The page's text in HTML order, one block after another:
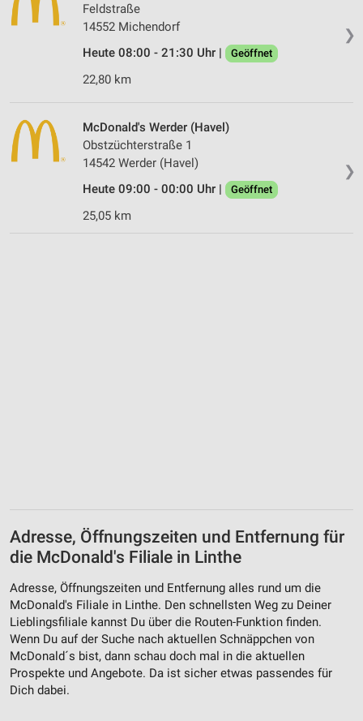
❯
Feldstraße
14552 Michendorf
Heute 08:00 - 21:30 Uhr |
Geöffnet
22,80 km
❯
McDonald's Werder (Havel)
Obstzüchterstraße 1
14542 Werder (Havel)
Heute 09:00 - 00:00 Uhr |
Geöffnet
25,05 km
Adresse, Öffnungszeiten und Entfernung für
die McDonald's Filiale in Linthe
Adresse, Öffnungszeiten und Entfernung alles rund um die
McDonald's Filiale in Linthe. Den schnellsten Weg zu Deiner
Lieblingsfiliale kannst Du über die Routen-Funktion finden.
Wenn Du auf der Suche nach aktuellen Schnäppchen von
McDonald´s bist, dann schau doch mal in die aktuellen
Prospekte und Angebote. Da ist sicher etwas passendes für
Dich dabei.